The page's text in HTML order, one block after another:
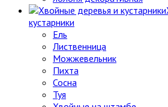
кустарники
Ель
Лиственница
Можжевельник
Пихта
Сосна
Туя